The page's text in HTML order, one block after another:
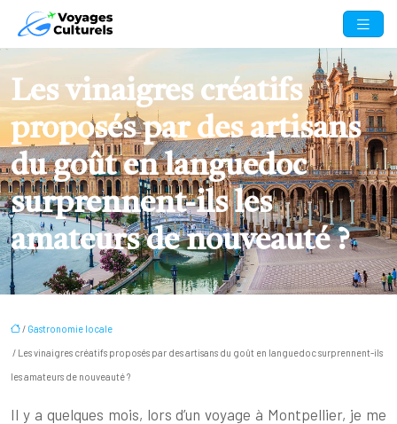
Les vinaigres créatifs
proposés par des artisans
du goût en languedoc
surprennent-ils les
amateurs de nouveauté ?
/ Gastronomie locale
/ Les vinaigres créatifs proposés par des artisans du goût en languedoc surprennent-ils
les amateurs de nouveauté ?
Il y a quelques mois, lors d’un voyage à Montpellier, je me